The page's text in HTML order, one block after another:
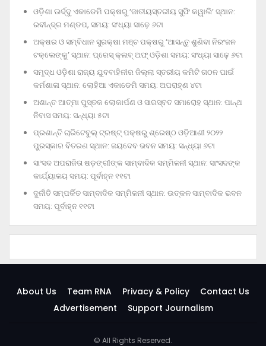
ଓଡ଼ିଶା ଊର୍ଦ୍ଦୁ ଏକାଡେମି ପକ୍ଷରୁ ‘ଜାତୀୟସ୍ତରୀୟ ସୁଫି କୱାଲି’ ସ୍ଥାନ:
ରବୀନ୍ଦ୍ର ମଣ୍ଡପ, ସମୟ: ସଂଧ୍ୟା ସାଢ଼େ ୬ଟା
ଅକ୍ଷର ଓ ସମ୍ବିଧାନ ସୁରକ୍ଷା ମଞ୍ଚ ପକ୍ଷରୁ ‘ଆସନ୍ତୁ ଶୁଣିବା ନିରଂଜନ
ଟକ୍‌ଲେଙ୍କୁ’ ସ୍ଥାନ: ପ୍ରେସ୍‌ କ୍ଲବ୍‌ ଅଫ୍‌ ଓଡ଼ିଶା ସମୟ: ସଂଧ୍ୟା ସାଢ଼େ ୬ଟା
ସମୃଦ୍ଧ ଓଡ଼ିଶା ରାଜ୍ୟ ଯୁବବାହିନୀର ଜିଲ୍ଲା ସ୍ତରୀୟ କମିଟି ଗଠନ ପାଇଁ
କର୍ମଶାଳା ସ୍ଥାନ: ଲୋହିଆ ଏକାଡେମି ସମୟ: ଅପରାହ୍‌ଣ ୪ଟା
ଅଶାନ୍ତ ଆତ୍ମା ପୁସ୍ତକ ଲୋକାର୍ପଣ ଓ ସାରସ୍ବତ ସମାରୋହ ସ୍ଥାନ: ପାନ୍ଥ
ନିବାସ ସମୟ: ସନ୍ଧ୍ୟା ୫ଟା
ପ୍ରଶାନ୍ତି ଚାରିଟେବୁଲ୍‌ ଟ୍ରଷ୍ଟ୍‌ ପକ୍ଷରୁ ଶ୍ରେଷ୍ଠ ଓଡ଼ିଆଣୀ ୨୦୨୨
ପୁରସ୍କାର ବିତରଣ ସ୍ଥାନ: ଜୟଦେବ ଭବନ ସମୟ: ସନ୍ଧ୍ୟା ୬ଟା
ସାଂସଦ ଅପରାଜିତା ଷଡ଼ଙ୍ଗୀଙ୍କ ସାମ୍ବାଦିକ ସମ୍ମିଳନୀ ସ୍ଥାନ: ସାଂସଦଙ୍କ
କାର୍ଯ୍ୟାଳୟ ସମୟ: ପୂର୍ବାହ୍ନ ୧୧ଟା
ଦୁର୍ନୀତି ସମ୍ପର୍କିତ ସାମ୍ବାଦିକ ସମ୍ମିଳନୀ ସ୍ଥାନ: ଉତ୍କଳ ସାମ୍ବାଦିକ ଭବନ
ସମୟ: ପୂର୍ବାହ୍ନ ୧୧ଟା
About Us Team RNA Privacy & Policy
Contact Us
Advertisement
Support Journalism
© All Rights Reserved.